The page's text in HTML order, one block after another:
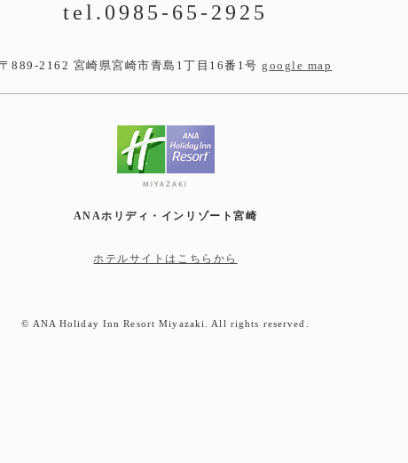
tel.0985-65-2925
889-2162 宮崎県宮崎市青島1丁目16番1号 google map
ANAホリディ・インリゾート宮崎
ホテルサイトはこちらから
© ANA Holiday Inn Resort Miyazaki. All rights reserved.